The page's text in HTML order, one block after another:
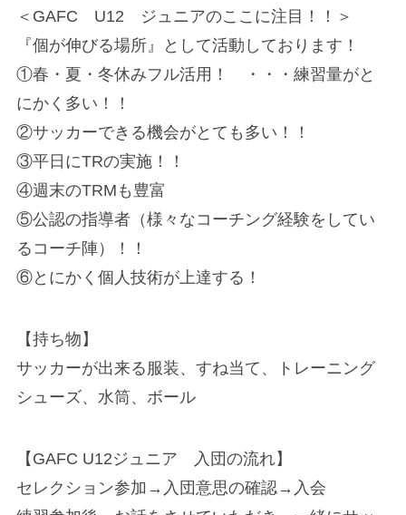
＜GAFC U12 ジュニアのここに注目！！＞
『個が伸びる場所』として活動しております！
①春・夏・冬休みフル活用！ ・・・練習量がと
にかく多い！！
②サッカーできる機会がとても多い！！
③平日にTRの実施！！
④週末のTRMも豊富
⑤公認の指導者（様々なコーチング経験をしてい
るコーチ陣）！！
⑥とにかく個人技術が上達する！
【持ち物】
サッカーが出来る服装、すね当て、トレーニング
シューズ、水筒、ボール
【GAFC U12ジュニア 入団の流れ】
セレクション参加→入団意思の確認→入会